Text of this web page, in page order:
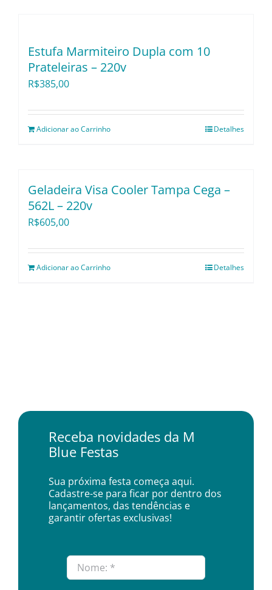
Estufa Marmiteiro Dupla com 10
Prateleiras – 220v
R$385,00
Adicionar ao Carrinho Detalhes
Geladeira Visa Cooler Tampa Cega –
562L – 220v
R$605,00
Adicionar ao Carrinho Detalhes
Receba novidades da M
Blue Festas
Sua próxima festa começa aqui.
Cadastre-se para ficar por dentro dos
lançamentos, das tendências e
garantir ofertas exclusivas!